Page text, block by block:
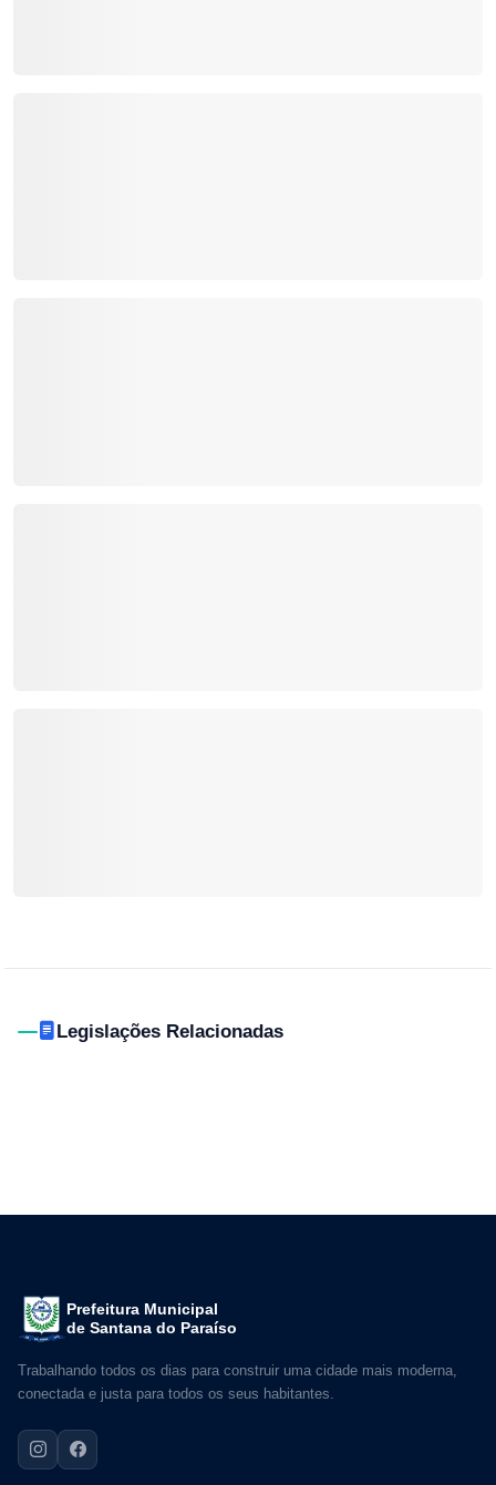
Legislações Relacionadas
Prefeitura Municipal
de Santana do Paraíso
Trabalhando todos os dias para construir uma cidade mais moderna,
conectada e justa para todos os seus habitantes.